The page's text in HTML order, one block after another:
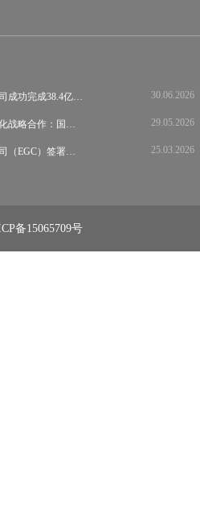
摩科瑞能源贸易有限公司成功完成38.4亿美元… 30.06.2026
哈萨克铜业与摩科瑞深化战略合作：国际集团… 29.05.2026
摩科瑞与刚果钴业总公司（EGC）签署战略谅… 25.03.2026
备15065709号